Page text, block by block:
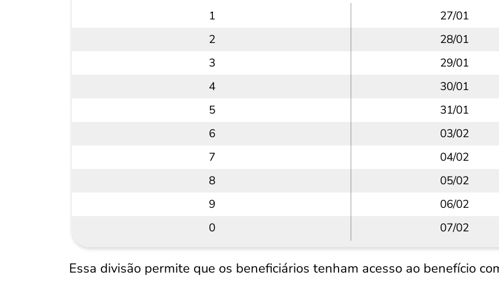
1
27/01
2
28/01
3
29/01
4
30/01
5
31/01
6
03/02
7
04/02
8
05/02
9
06/02
0
07/02
Essa divisão permite que os beneficiários tenham acesso ao benefício